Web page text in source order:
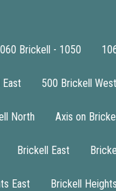
Brickell - 1050
500 Brickell West
North Axis on
Brickell East
East Brickell